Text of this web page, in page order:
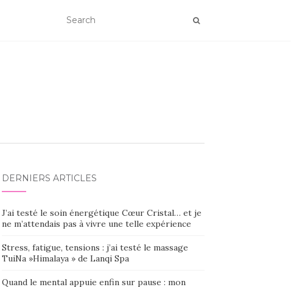
DERNIERS ARTICLES
J’ai testé le soin énergétique Cœur Cristal… et je
ne m’attendais pas à vivre une telle expérience
Stress, fatigue, tensions : j’ai testé le massage
TuiNa »Himalaya » de Lanqi Spa
Quand le mental appuie enfin sur pause : mon